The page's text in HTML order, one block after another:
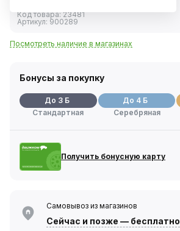
Код товара:23481
Артикул: 900289
Посмотреть наличие в магазинах
Бонусы за покупку
До 3 Б
Стандартная
До 4 Б
Серебряная
Получить бонусную карту
Самовывоз из магазинов
Сейчас и позже — бесплатно